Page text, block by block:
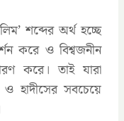
শব্দের অর্থ হচ্ছে
করে ও বিশ্বজনীন
করে। তাই যারা
হাদীসের সবচেয়ে